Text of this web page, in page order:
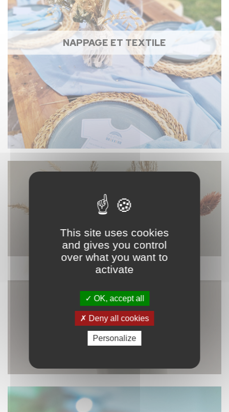
NAPPAGE ET TEXTILE
DÉCORATION
This site uses cookies
and gives you control
over what you want to
activate
OK, accept all
Deny all cookies
Personalize